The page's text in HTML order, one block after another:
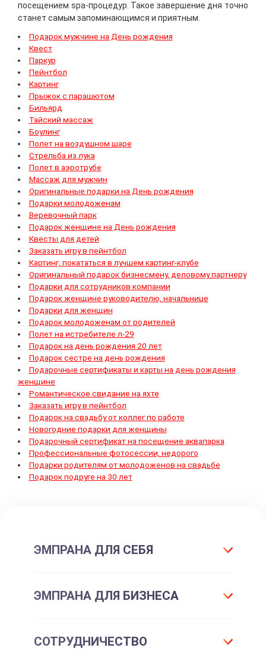
посещением spa-процедур. Такое завершение дня точно
станет самым запоминающимся и приятным.
Подарок мужчине на День рождения
Квест
Паркур
Пейнтбол
Картинг
Прыжок с парашютом
Бильярд
Тайский массаж
Боулинг
Полет на воздушном шаре
Стрельба из лука
Полет в аэротрубе
Массаж для мужчин
Оригинальные подарки на День рождения
Подарки молодоженам
Веревочный парк
Подарок женщине на День рождения
Квесты для детей
Заказать игру в пейнтбол
Картинг, покататься в лучшем картинг-клубе
Оригинальный подарок бизнесмену, деловому партнеру
Подарки для сотрудников компании
Подарок женщине руководителю, начальнице
Подарки для женщин
Подарок молодоженам от родителей
Полет на истребителе л-29
Подарок на день рождения 20 лет
Подарок сестре на день рождения
Подарочные сертификаты и карты на день рождения
женщине
Романтическое свидание на яхте
Заказать игру в пейнтбол
Подарок на свадьбу от коллег по работе
Новогодние подарки для женщины
Подарочный сертификат на посещение аквапарка
Профессиональные фотосессии, недорого
Подарки родителям от молодоженов на свадьбе
Подарок подруге на 30 лет
ЭМПРАНА ДЛЯ СЕБЯ
Все впечатления
Подарочные сертификаты
ЭМПРАНА ДЛЯ БИЗНЕСА
Для отдела персонала
СОТРУДНИЧЕСТВО